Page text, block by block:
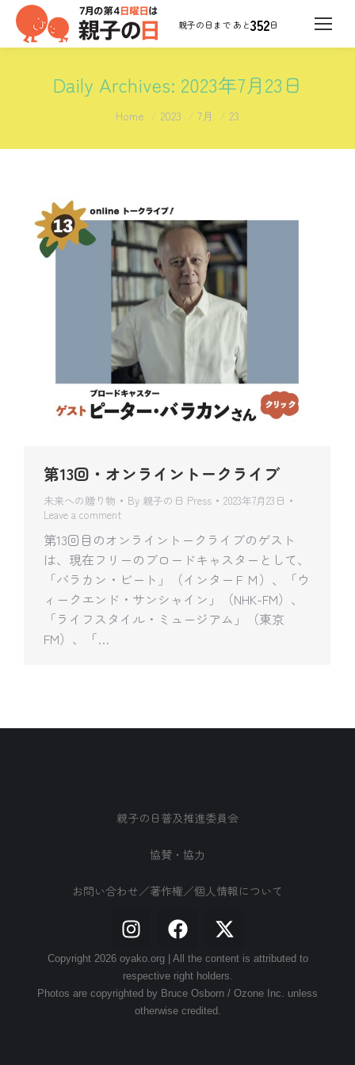
352日
Daily Archives: 2023年7月23日
You are here:
Home 2023 7月 23
第13回・オンライントークライブ
未来への贈り物 By 親子の日 Press
2023年7月23日
Leave a comment
第13回目のオンライントークライブのゲスト
は、現在フリーのブロードキャスターとして、
「バラカン・ビート」（インターＦＭ）、「ウ
ィークエンド・サンシャイン」（NHK-FM）、
「ライフスタイル・ミュージアム」（東京
FM）、「…
親子の日普及推進委員会
協賛・協力
お問い合わせ／著作権／個人情報について
Copyright 2026 oyako.org | All the content is attributed to
respective right holders.
Photos are copyrighted by Bruce Osborn / Ozone Inc. unless
otherwise credited.